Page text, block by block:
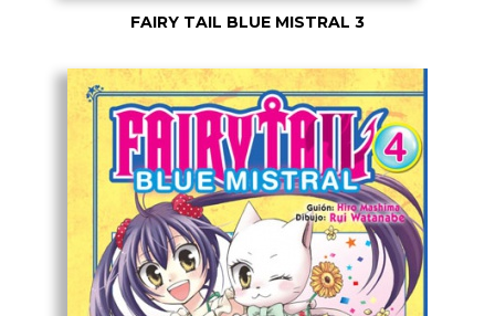
FAIRY TAIL BLUE MISTRAL 3